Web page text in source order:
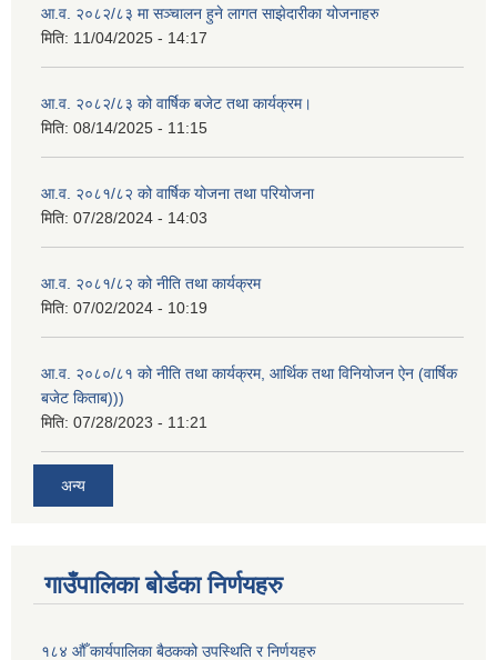
आ.व. २०८२/८३ मा सञ्चालन हुने लागत साझेदारीका योजनाहरु
मिति: 11/04/2025 - 14:17
आ.व. २०८२/८३ को वार्षिक बजेट तथा कार्यक्रम।
मिति: 08/14/2025 - 11:15
आ.व. २०८१/८२ को वार्षिक योजना तथा परियोजना
मिति: 07/28/2024 - 14:03
आ.व. २०८१/८२ को नीति तथा कार्यक्रम
मिति: 07/02/2024 - 10:19
आ.व. २०८०/८१ को नीति तथा कार्यक्रम, आर्थिक तथा विनियोजन ऐन (वार्षिक
बजेट किताब)))
मिति: 07/28/2023 - 11:21
अन्य
गाउँपालिका बोर्डका निर्णयहरु
१८४ औँ कार्यपालिका बैठकको उपस्थिति र निर्णयहरु